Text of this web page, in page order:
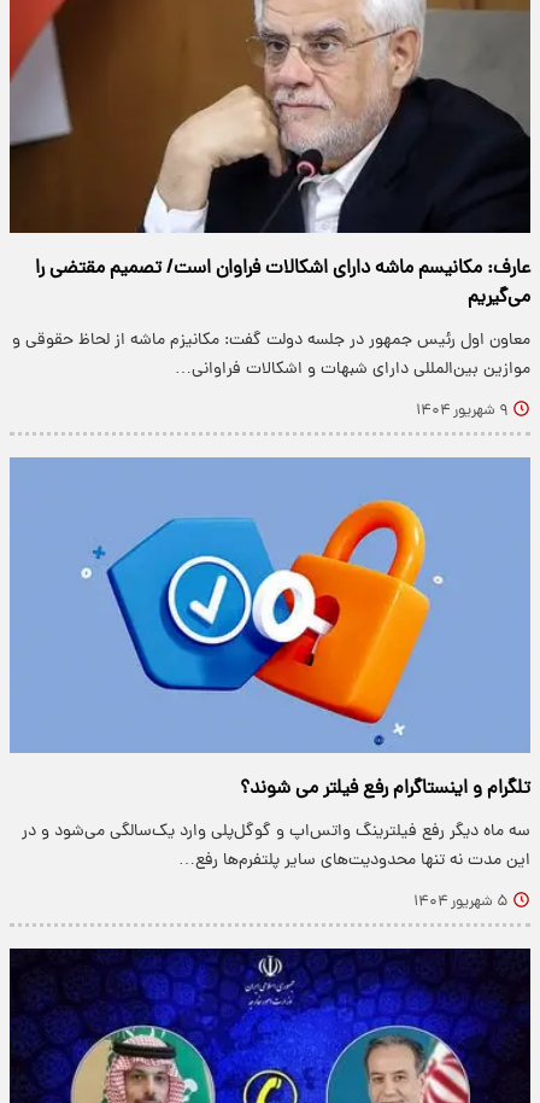
عارف: مکانیسم ماشه دارای اشکالات فراوان است/ تصمیم مقتضی را
می‌گیریم
معاون اول رئیس جمهور در جلسه دولت گفت: مکانیزم ماشه از لحاظ حقوقی و
موازین بین‌المللی دارای شبهات و اشکالات فراوانی…
۹ شهریور ۱۴۰۴
تلگرام و اینستاگرام رفع فیلتر می شوند؟
سه ماه دیگر رفع فیلترینگ واتس‌اپ و گوگل‌پلی وارد یک‌سالگی می‌شود و در
این مدت نه تنها محدودیت‌های سایر پلتفرم‌ها رفع…
۵ شهریور ۱۴۰۴